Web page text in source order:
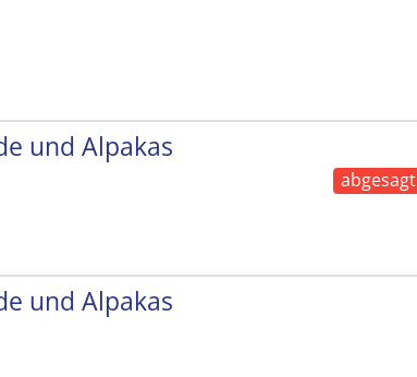
und Alpakas
abgesagt
und Alpakas